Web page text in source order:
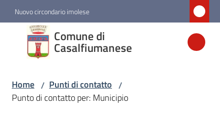
Vai al contenuto
Vai alla navigazione
Vai al footer
Nuovo circondario imolese
Comune di
Casalfiumanese
Comune di
Casalfiumanese
Amministrazione
Home / Punti di contatto /
Punto di contatto per: Municipio